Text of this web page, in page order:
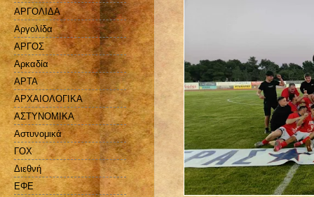
ΑΡΓΟΛΙΔΑ
Αργολίδα
ΑΡΓΟΣ
Αρκαδία
ΑΡΤΑ
ΑΡΧΑΙΟΛΟΓΙΚΑ
ΑΣΤΥΝΟΜΙΚΑ
Αστυνομικά
ΓΟΧ
Διεθνή
ΕΦΕ